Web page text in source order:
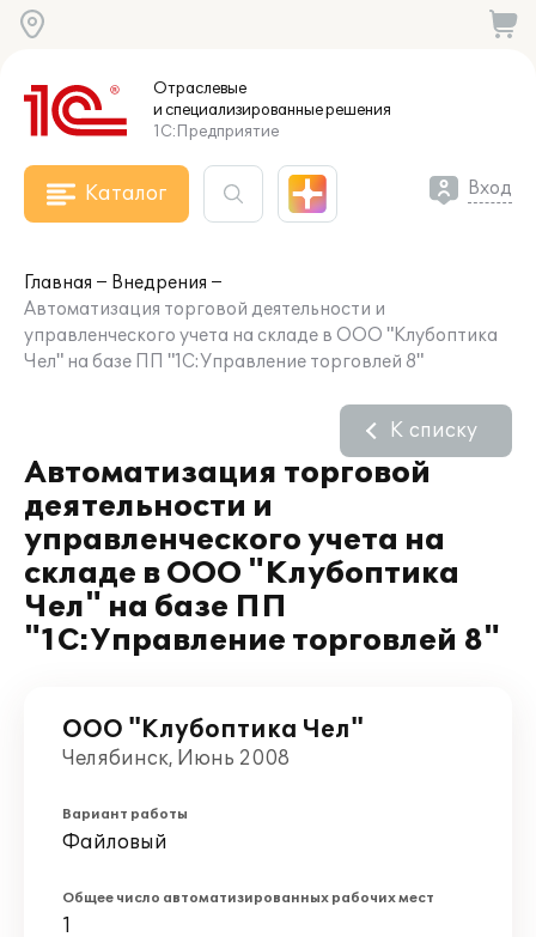
Отраслевые
и специализированныерешения
1С:Предприятие
Каталог Вход
Главная
Внедрения
Автоматизация торговой деятельности и
управленческого учета на складе в ООО "Клубоптика
Чел" на базе ПП "1С:Управление торговлей 8"
Автоматизация торговой
деятельности и
управленческого учета на
складе в ООО "Клубоптика
Чел" на базе ПП
"1С:Управление торговлей 8"
К списку
ООО "Клубоптика Чел"
Челябинск, Июнь 2008
Вариант работы
Файловый
Общее число автоматизированных рабочих мест
1